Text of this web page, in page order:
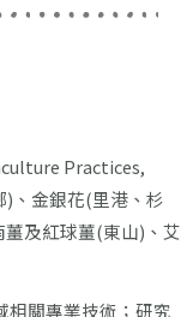
Practices,
)、金銀花(里港、杉
及紅球薑(東山)、艾
相關專業技術；研究